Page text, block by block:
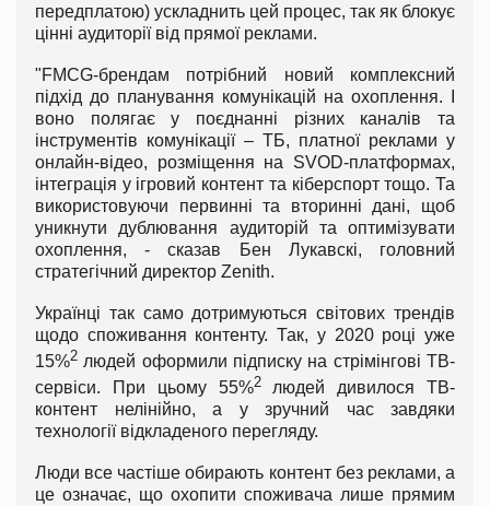
передплатою) ускладнить цей процес, так як блокує
цінні аудиторії від прямої реклами.
"FMCG-брендам потрібний новий комплексний
підхід до планування комунікацій на охоплення. І
воно полягає у поєднанні різних каналів та
інструментів комунікації – ТБ, платної реклами у
онлайн-відео, розміщення на SVOD-платформах,
інтеграція у ігровий контент та кіберспорт тощо. Та
використовуючи первинні та вторинні дані, щоб
уникнути дублювання аудиторій та оптимізувати
охоплення, - сказав Бен Лукавскі, головний
стратегічний директор Zenith.
Українці так само дотримуються світових трендів
щодо споживання контенту. Так, у 2020 році уже
15%2 людей оформили підписку на стрімінгові ТВ-
сервіси. При цьому 55%2людей дивилося ТВ-
контент нелінійно, а у зручний час завдяки
технології відкладеного перегляду.
Люди все частіше обирають контент без реклами, а
це означає, що охопити споживача лише прямим